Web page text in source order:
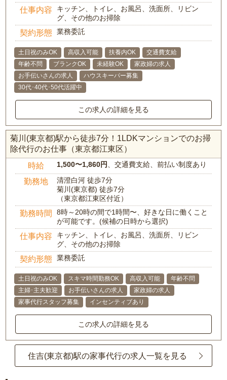
仕事内容
キッチン、トイレ、お風呂、洗面所、リビン
グ、その他のお掃除
契約形態 業務委託
土日祝のみOK 高収入可能 扶養内OK
交通費支給
年齢不問
ブランクOK 未経験OK
家政婦の求人
お手伝いさんの求人
ハウスキーパー募集
30代･40代･50代活躍中
この求人の詳細を見る
菊川(東京都)駅から徒歩7分！1LDKマンションでのお掃
除代行のお仕事（東京都江東区）
時給 1,500〜1,860円、交通費支給、前払い制度あり
勤務地
清澄白河 徒歩7分
菊川(東京都) 徒歩7分
（東京都江東区付近）
勤務時間
8時～20時の間で1時間〜、好きな日に働くこと
が可能です。(候補の日時から選択)
仕事内容
キッチン、トイレ、お風呂、洗面所、リビン
グ、その他のお掃除
契約形態 業務委託
土日祝のみOK スキマ時間勤務OK 高収入可能
年齢不問
主婦･主夫歓迎
お手伝いさんの求人
家政婦の求人
家事代行スタッフ募集
インセンティブあり
この求人の詳細を見る
住吉(東京都)駅の家事代行の求人一覧を見る